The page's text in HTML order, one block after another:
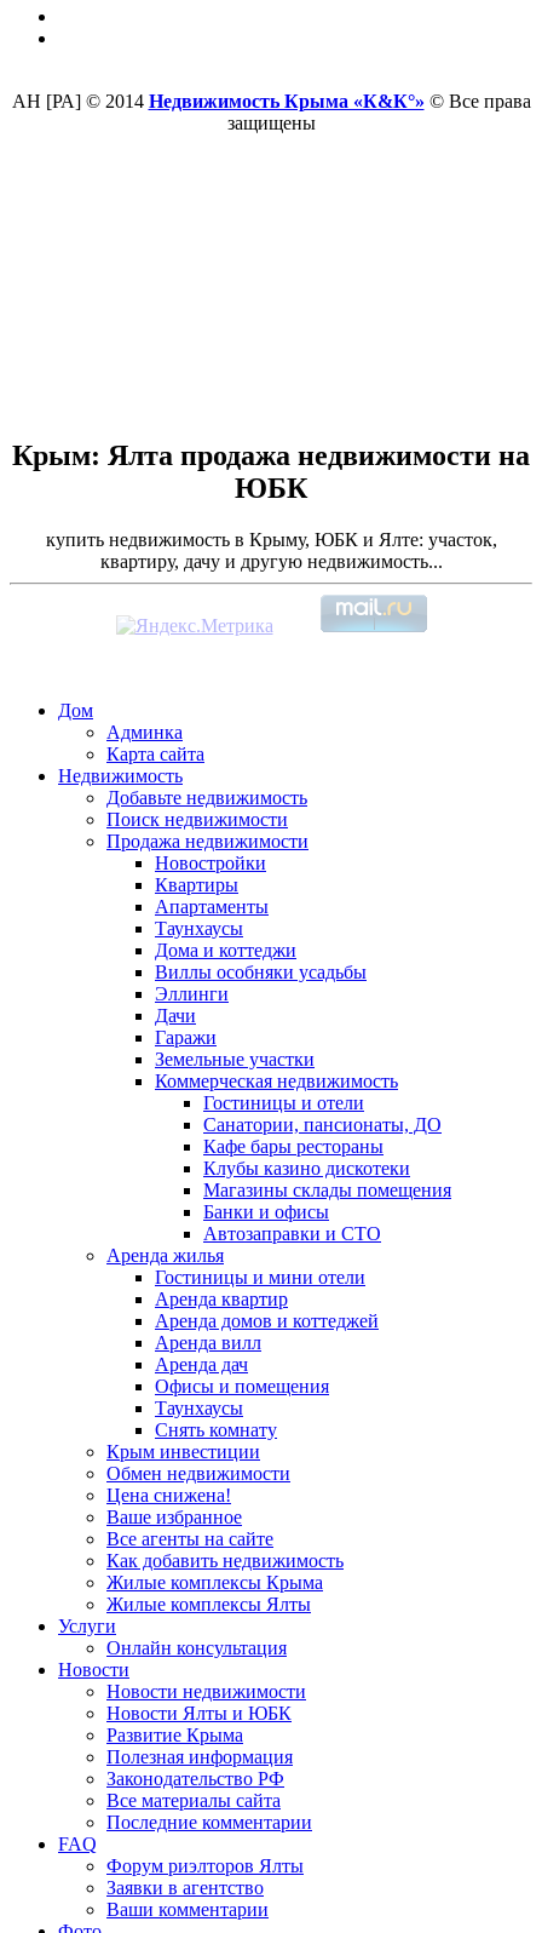
АН [РА] © 2014 Недвижимость Крыма «К&К°» © Все права
защищены
Крым: Ялта продажа недвижимости на
ЮБК
купить недвижимость в Крыму, ЮБК и Ялте: участок,
квартиру, дачу и другую недвижимость...
Дом
Админка
Карта сайта
Недвижимость
Добавьте недвижимость
Поиск недвижимости
Продажа недвижимости
Новостройки
Квартиры
Апартаменты
Таунхаусы
Дома и коттеджи
Виллы особняки усадьбы
Эллинги
Дачи
Гаражи
Земельные участки
Коммерческая недвижимость
Гостиницы и отели
Санатории, пансионаты, ДО
Кафе бары рестораны
Клубы казино дискотеки
Магазины склады помещения
Банки и офисы
Автозаправки и СТО
Аренда жилья
Гостиницы и мини отели
Аренда квартир
Аренда домов и коттеджей
Аренда вилл
Аренда дач
Офисы и помещения
Таунхаусы
Снять комнату
Крым инвестиции
Обмен недвижимости
Цена снижена!
Ваше избранное
Все агенты на сайте
Как добавить недвижимость
Жилые комплексы Крыма
Жилые комплексы Ялты
Услуги
Онлайн консультация
Новости
Новости недвижимости
Новости Ялты и ЮБК
Развитие Крыма
Полезная информация
Законодательство РФ
Все материалы сайта
Последние комментарии
FAQ
Форум риэлторов Ялты
Заявки в агентство
Ваши комментарии